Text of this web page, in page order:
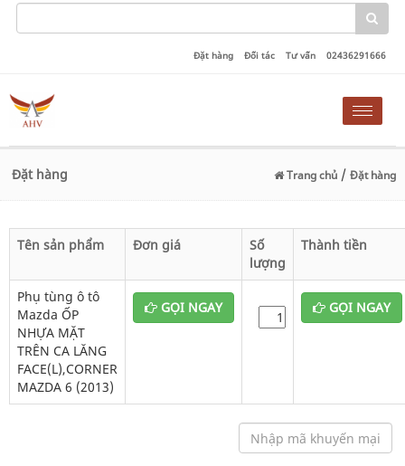
Đặt hàng Đối tác Tư vấn 02436291666
Toggle
Đặt hàng Trang chủ / Đặt hàng
Tên sản phẩm Đơn giá
Số
lượng
Thành tiền
Phụ tùng ô tô
Mazda ỐP
NHỰA MẶT
TRÊN CA LĂNG
FACE(L),CORNER
MAZDA 6 (2013)
GỌI NGAY GỌI NGAY